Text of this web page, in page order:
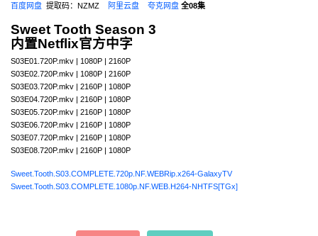
百度网盘 提取码：NZMZ 阿里云盘 夸克网盘 全08集
Sweet Tooth Season 3
内置Netflix官方中字
S03E01.720P.mkv | 1080P | 2160P
S03E02.720P.mkv | 1080P | 2160P
S03E03.720P.mkv | 2160P | 1080P
S03E04.720P.mkv | 2160P | 1080P
S03E05.720P.mkv | 2160P | 1080P
S03E06.720P.mkv | 2160P | 1080P
S03E07.720P.mkv | 2160P | 1080P
S03E08.720P.mkv | 2160P | 1080P
Sweet.Tooth.S03.COMPLETE.720p.NF.WEBRip.x264-GalaxyTV
Sweet.Tooth.S03.COMPLETE.1080p.NF.WEB.H264-NHTFS[TGx]